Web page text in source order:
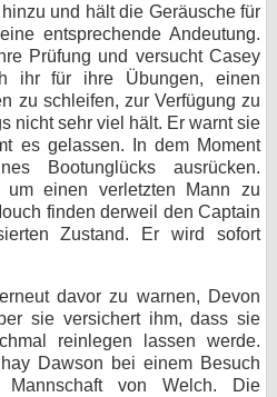
und hält die Geräusche für
entsprechende Andeutung.
Prüfung und versucht Casey
ihr für ihre Übungen, einen
zu schleifen, zur Verfügung zu
nicht sehr viel hält. Er warnt sie
es gelassen. In dem Moment
Bootunglücks ausrücken.
um einen verletzten Mann zu
finden derweil den Captain
Zustand. Er wird sofort
davor zu warnen, Devon
sie versichert ihm, dass sie
reinlegen lassen werde.
Dawson bei einem Besuch
Mannschaft von Welch. Die